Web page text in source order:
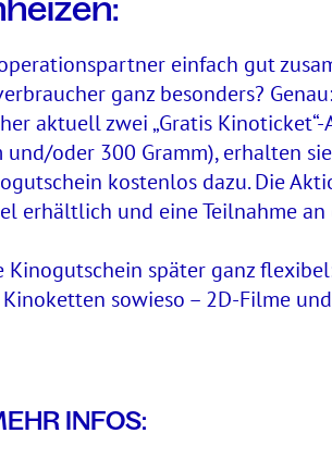
einfach gut
ganz besonders?
aktuell zwei „Gratis
oder 300 Gramm), erhalten
kostenlos dazu. Die
erhältlich und eine Teilnahme
Kinogutschein später ganz
sowieso – 2D-Filme
INFOS: